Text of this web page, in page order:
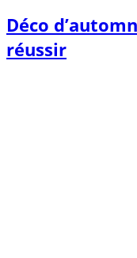
Déco
réussir